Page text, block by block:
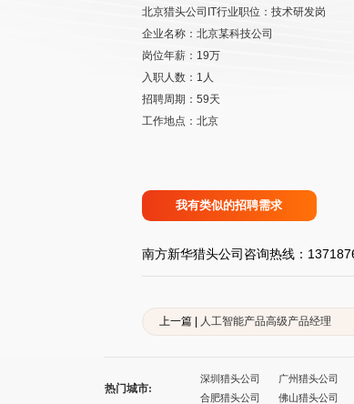
北京猎头公司IT行业职位：技术研发岗
企业名称：北京某科技公司
岗位年薪：19万
入职人数：1人
招聘周期：59天
工作地点：北京
我有类似的招聘需求
南方新华猎头公司咨询热线：
上一篇 | 人工智能产品高级产品经理
热门城市:
深圳猎头公司 广州猎头公司
合肥猎头公司
佛山猎头公司